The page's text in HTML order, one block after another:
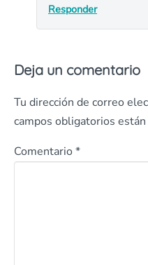
Responder
Deja un comentario
Tu dirección de correo
campos obligatorios están
Comentario *